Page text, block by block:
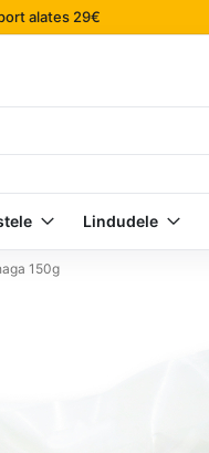
alates 29€
Lindudele
150g